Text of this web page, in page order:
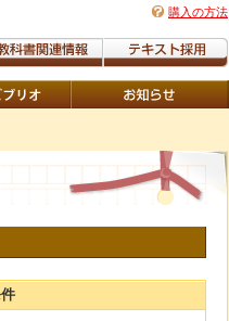
購入の方法